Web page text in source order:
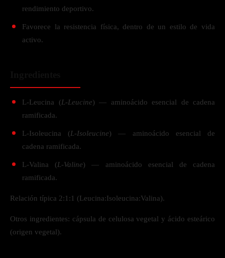
rendimiento deportivo.
Favorece la resistencia física, dentro de un estilo de vida
activo.
L-Leucina (L-Leucine) — aminoácido esencial de cadena
ramificada.
L-Isoleucina (L-Isoleucine) — aminoácido esencial de
cadena ramificada.
L-Valina (L-Valine) — aminoácido esencial de cadena
ramificada.
Relación típica 2:1:1 (Leucina:Isoleucina:Valina).
Otros ingredientes: cápsula de celulosa vegetal y ácido esteárico
(origen vegetal).